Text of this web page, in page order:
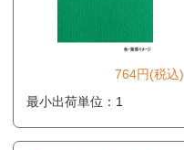
764円(税込)
最小出荷単位：1